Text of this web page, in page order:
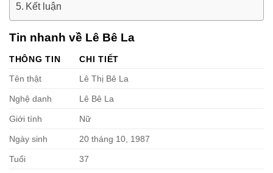
Kết luận
Tin nhanh về Lê Bê La
THÔNG TIN
CHI TIẾT
Tên thật
Lê Thị Bê La
Nghệ danh Lê Bê La
Giới tính Nữ
Ngày sinh 20 tháng 10, 1987
Tuổi 37